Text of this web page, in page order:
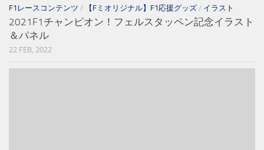
F1レースコンテンツ / 【Fミオリジナル】F1応援グッズ / イラスト
2021F1チャンピオン！フェルスタッペン記念イラスト
＆パネル
22 FEB, 2022